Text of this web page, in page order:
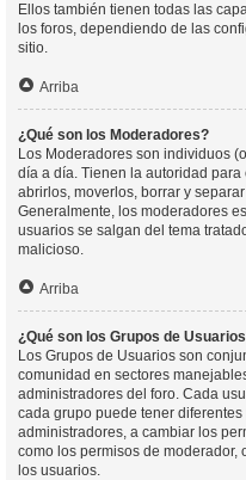
Ellos también tienen todas las
los foros, dependiendo de las
sitio.
Arriba
¿Qué son los Moderadores?
Los Moderadores son individuos
día a día. Tienen la autoridad
abrirlos, moverlos, borrar y
Generalmente, los moderadores
usuarios se salgan del tema
malicioso.
Arriba
¿Qué son los Grupos de
Los Grupos de Usuarios son
comunidad en sectores
administradores del foro. Cada
cada grupo puede tener
administradores, a cambiar los
como los permisos de moderador,
los usuarios.